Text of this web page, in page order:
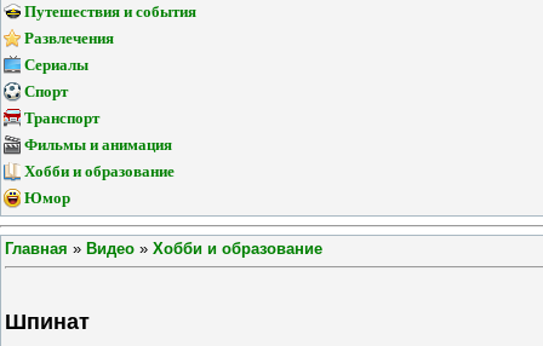
Путешествия и события
Развлечения
Сериалы
Спорт
Транспорт
Фильмы и анимация
Хобби и образование
Юмор
Главная » Видео » Хобби и образование
Шпинат